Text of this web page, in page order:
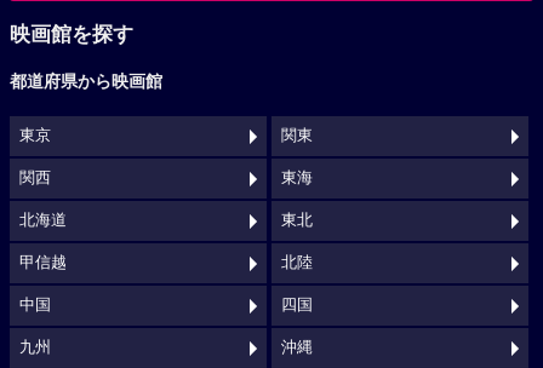
映画館を探す
都道府県から映画館
東京 関東
関西 東海
北海道 東北
甲信越 北陸
中国 四国
九州 沖縄